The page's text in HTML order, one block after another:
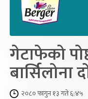
गेटाफेको
बार्सिलोना
२०८० फागुन १३ गते ६:४५